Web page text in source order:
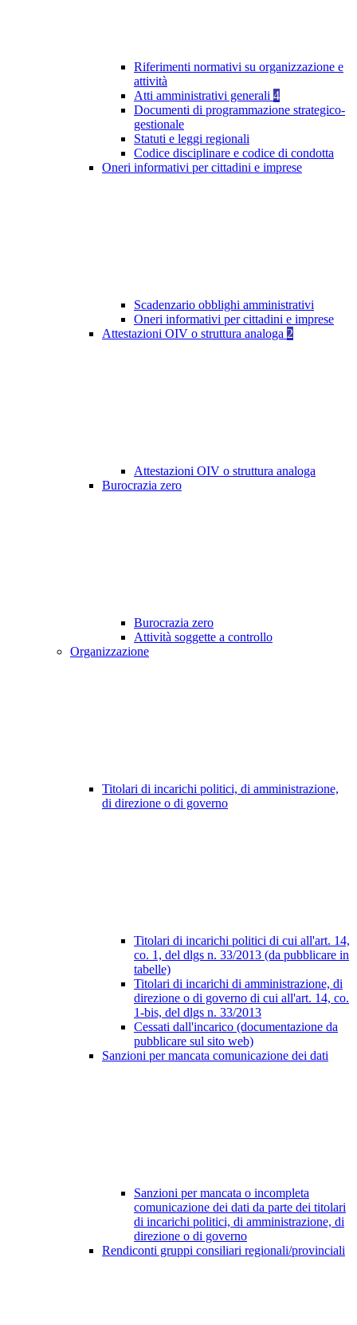
Riferimenti normativi su organizzazione e
attività
Atti amministrativi generali 4
Documenti di programmazione strategico-
gestionale
Statuti e leggi regionali
Codice disciplinare e codice di condotta
Oneri informativi per cittadini e imprese
Scadenzario obblighi amministrativi
Oneri informativi per cittadini e imprese
Attestazioni OIV o struttura analoga 2
Attestazioni OIV o struttura analoga
Burocrazia zero
Burocrazia zero
Attività soggette a controllo
Organizzazione
Titolari di incarichi politici, di amministrazione,
di direzione o di governo
Titolari di incarichi politici di cui all'art. 14,
co. 1, del dlgs n. 33/2013 (da pubblicare in
tabelle)
Titolari di incarichi di amministrazione, di
direzione o di governo di cui all'art. 14, co.
1-bis, del dlgs n. 33/2013
Cessati dall'incarico (documentazione da
pubblicare sul sito web)
Sanzioni per mancata comunicazione dei dati
Sanzioni per mancata o incompleta
comunicazione dei dati da parte dei titolari
di incarichi politici, di amministrazione, di
direzione o di governo
Rendiconti gruppi consiliari regionali/provinciali